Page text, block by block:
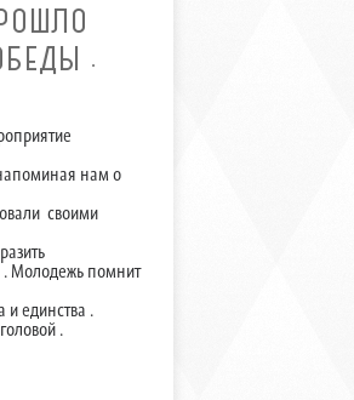
.
нам о
своими
. Молодежь помнит
единства .
.